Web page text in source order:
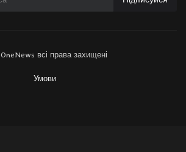
OneNews всі права захищені
Умови